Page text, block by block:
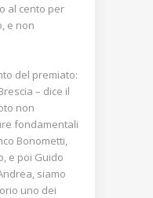
al cento per
e non
del premiato:
– dice il
non
fondamentali
Bonometti,
e poi Guido
siamo
uno dei